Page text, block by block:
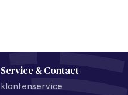
Service & Contact
klantenservice